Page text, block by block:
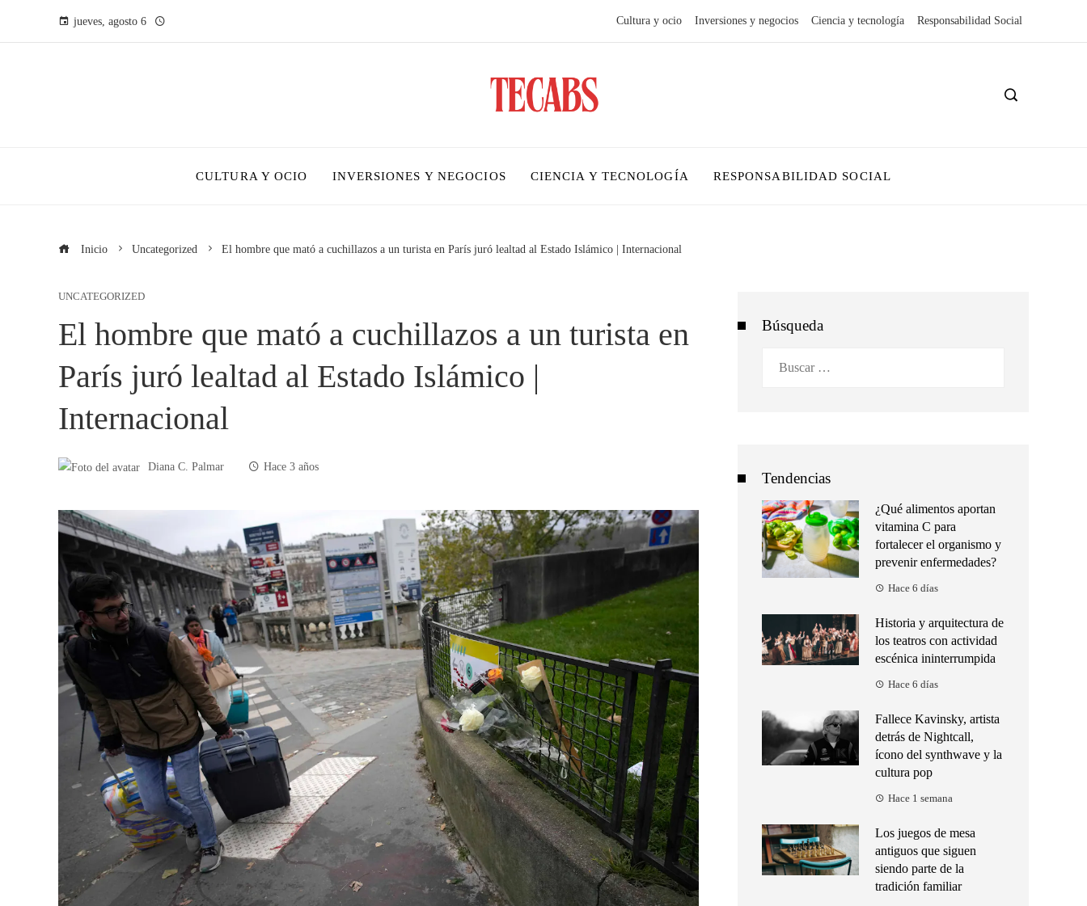
jueves, agosto 6 Cultura y ocio Inversiones y negocios Ciencia y tecnología Responsabilidad Social
CULTURA Y OCIO INVERSIONES Y NEGOCIOS CIENCIA Y TECNOLOGÍA RESPONSABILIDAD SOCIAL
Inicio Uncategorized El hombre que mató a cuchillazos a un turista en París juró lealtad al Estado Islámico | Internacional
UNCATEGORIZED
El hombre que mató a cuchillazos a un turista en
París juró lealtad al Estado Islámico |
Internacional
Diana C. Palmar Hace 3 años
Búsqueda
Tendencias
¿Qué alimentos aportan
vitamina C para
fortalecer el organismo y
prevenir enfermedades?
Hace 6 días
Historia y arquitectura de
los teatros con actividad
escénica ininterrumpida
Hace 6 días
Fallece Kavinsky, artista
detrás de Nightcall,
ícono del synthwave y la
cultura pop
Hace 1 semana
Los juegos de mesa
antiguos que siguen
siendo parte de la
tradición familiar